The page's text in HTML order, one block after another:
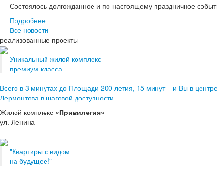
Состоялось долгожданное и по-настоящему праздничное
Подробнее
Все новости
реализованные проекты
Уникальный жилой комплекс
премиум-класса
Всего в 3 минутах до Площади 200 летия, 15 минут – и Вы в
Лермонтова в шаговой доступности.
Жилой комплекс «Привилегия»
ул. Ленина
"Квартиры с видом
на будущее!"